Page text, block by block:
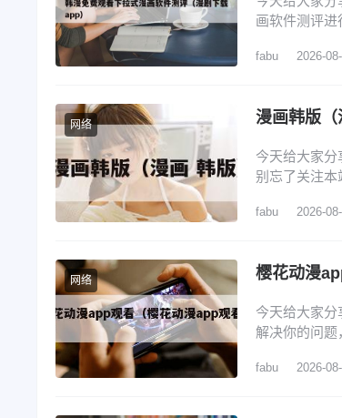
画软件测评
4、漫画免费
fabu 2026-
网络 漫画韩版（
今天给大家分
别忘了关注
的契约未婚
fabu 2026-
网络 樱花动漫
今天给大家
解决你的问
樱花动漫官网
fabu 2026-